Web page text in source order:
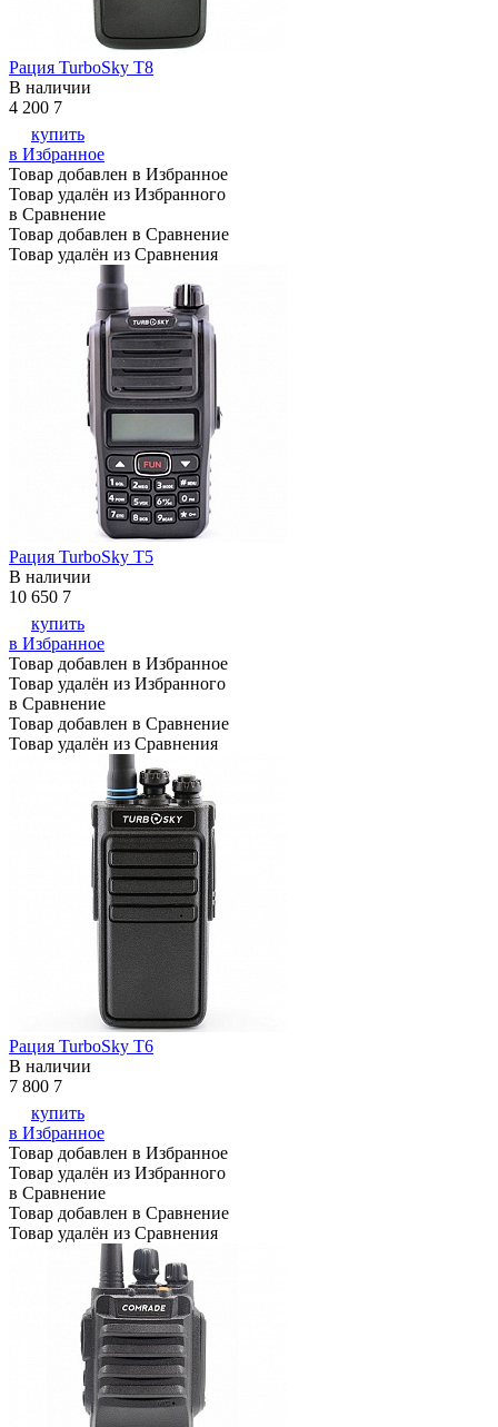
Рация TurboSky T8
В наличии
4 200 7
купить
в Избранное
Товар добавлен в Избранное
Товар удалён из Избранного
в Сравнение
Товар добавлен в Сравнение
Товар удалён из Сравнения
Рация TurboSky T5
В наличии
10 650 7
купить
в Избранное
Товар добавлен в Избранное
Товар удалён из Избранного
в Сравнение
Товар добавлен в Сравнение
Товар удалён из Сравнения
Рация TurboSky T6
В наличии
7 800 7
купить
в Избранное
Товар добавлен в Избранное
Товар удалён из Избранного
в Сравнение
Товар добавлен в Сравнение
Товар удалён из Сравнения